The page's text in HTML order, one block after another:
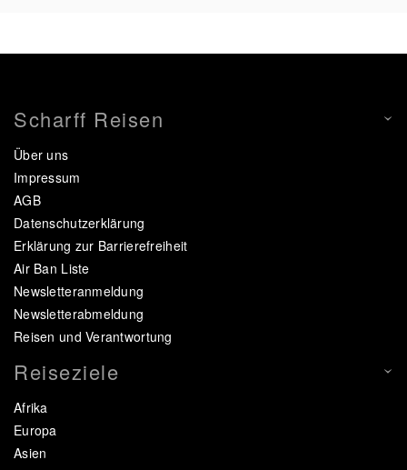
Scharff Reisen
Über uns
Impressum
AGB
Datenschutzerklärung
Erklärung zur Barrierefreiheit
Air Ban Liste
Newsletteranmeldung
Newsletterabmeldung
Reisen und Verantwortung
Reiseziele
Afrika
Europa
Asien